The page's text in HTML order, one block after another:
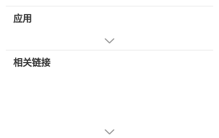
应用
相关链接